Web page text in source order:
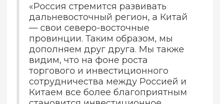
«Россия стремится развивать
дальневосточный регион, а Китай
— свои северо-восточные
провинции. Таким образом, мы
дополняем друг друга. Мы также
видим, что на фоне роста
торгового и инвестиционного
сотрудничества между Россией и
Китаем все более благоприятным